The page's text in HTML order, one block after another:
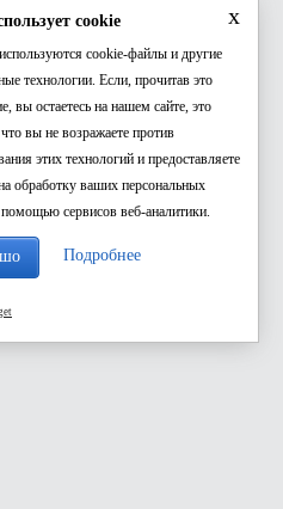
x
cookie
cookie-файлы и другие
технологии. Если, прочитав это
вы остаетесь на нашем сайте, это
что вы не возражаете против
этих технологий и предоставляете
обработку ваших персональных
сервисов веб-аналитики.
Подробнее